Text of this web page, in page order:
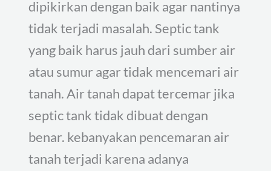
dipikirkan dengan baik agar nantinya
tidak terjadi masalah. Septic tank
yang baik harus jauh dari sumber air
atau sumur agar tidak mencemari air
tanah. Air tanah dapat tercemar jika
septic tank tidak dibuat dengan
benar. kebanyakan pencemaran air
tanah terjadi karena adanya